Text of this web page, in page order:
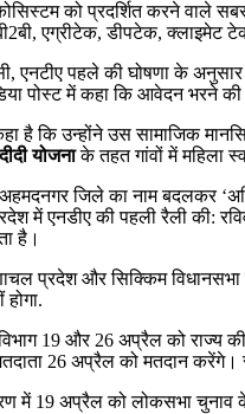
को प्रदर्शित करने वाले
एग्रीटेक, डीपटेक, क्लाइमेट
एनटीए पहले की घोषणा के
पोस्ट में कहा कि आवेदन भरने की
है कि उन्होंने उस सामाजिक
योजनाके तहत गांवों में महिला
जिले का नाम बदलकर
में एनडीए की पहली रैली की:
है।
प्रदेश और सिक्किम विधानसभा
विभाग 19 और 26 अप्रैल को राज्य
26 अप्रैल को मतदान करेंगे।
में 19 अप्रैल को लोकसभा चुनाव के